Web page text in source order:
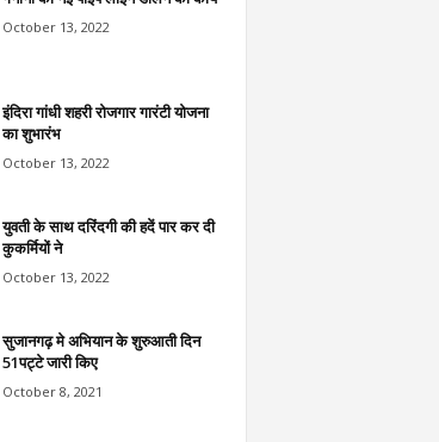
October 13, 2022
इंदिरा गांधी शहरी रोजगार गारंटी योजना
का शुभारंभ
October 13, 2022
युवती के साथ दरिंदगी की हदें पार कर दी
कुकर्मियों ने
October 13, 2022
सुजानगढ़ मे अभियान के शुरुआती दिन
51पट्टे जारी किए
October 8, 2021